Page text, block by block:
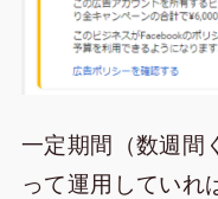
一定期間（数週間
って運用していれ